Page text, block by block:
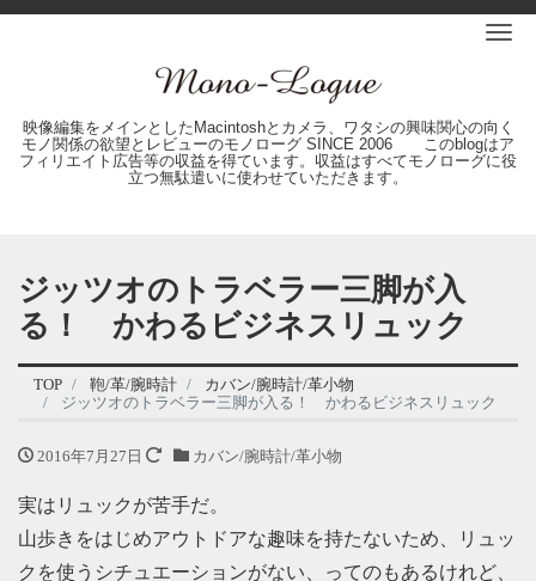
映像編集をメインとしたMacintoshとカメラ、ワタシの興味関心の向く
モノ関係の欲望とレビューのモノローグ SINCE 2006 このblogはア
フィリエイト広告等の収益を得ています。収益はすべてモノローグに役
立つ無駄遣いに使わせていただきます。
ジッツオのトラベラー三脚が入
る！ かわるビジネスリュック
TOP 鞄/革/腕時計
カバン/腕時計/革小物
ジッツオのトラベラー三脚が入る！ かわるビジネスリュック
2016年7月27日 カバン/腕時計/革小物
実はリュックが苦手だ。
山歩きをはじめアウトドアな趣味を持たないため、リュッ
クを使うシチュエーションがない、ってのもあるけれど、